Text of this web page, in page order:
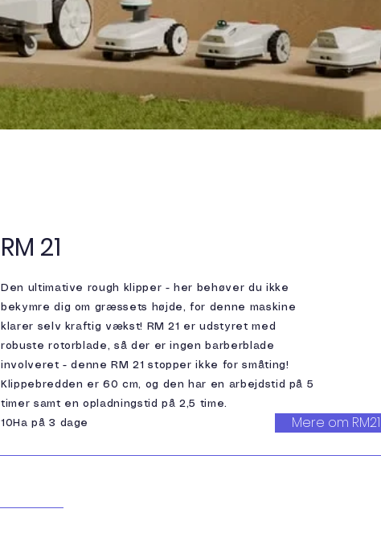
RM 21
Den ultimative rough klipper - her behøver du ikke
bekymre dig om græssets højde, for denne maskine
klarer selv kraftig vækst! RM 21 er udstyret med
robuste rotorblade, så der er ingen barberblade
involveret - denne RM 21 stopper ikke for småting!
Klippebredden er 60 cm, og den har en arbejdstid på 5
timer samt en opladningstid på 2,5 time.
10Ha på 3 dage
Mere om RM21